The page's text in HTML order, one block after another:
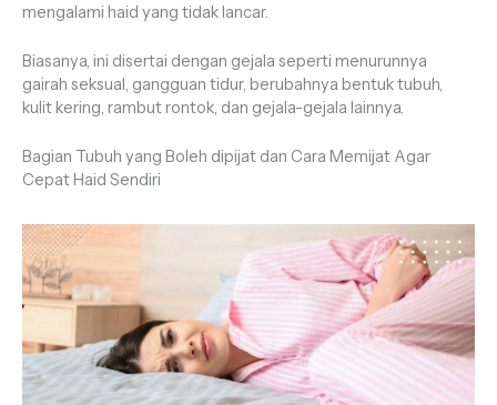
mengalami haid yang tidak lancar.
Biasanya, ini disertai dengan gejala seperti menurunnya
gairah seksual, gangguan tidur, berubahnya bentuk tubuh,
kulit kering, rambut rontok, dan gejala-gejala lainnya.
Bagian Tubuh yang Boleh dipijat dan Cara Memijat Agar
Cepat Haid Sendiri